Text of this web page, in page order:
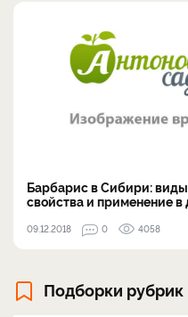
Барбарис в Сибири:
свойства и применение в
09.12.2018 0 4058
Подборки рубрик